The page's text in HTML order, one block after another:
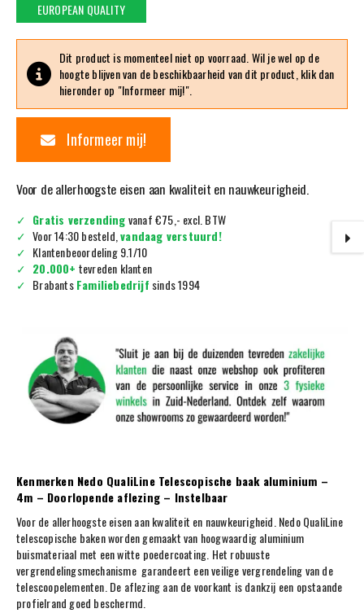
EUROPEAN QUALITY
Dit product is momenteel niet op voorraad. Wil je wel op de
hoogte blijven van de beschikbaarheid van dit product, klik dan
hieronder op "Informeer mij!".
Informeer mij!
Voor de allerhoogste eisen aan kwaliteit en nauwkeurigheid.
Gratis verzendingvanaf €75,- excl. BTW
Voor 14:30 besteld,vandaag verstuurd!
Klantenbeoordeling 9.1/10
20.000+ tevreden klanten
BrabantsFamiliebedrijf sinds 1994
Kenmerken Nedo QualiLine Telescopische baak aluminium –
4m – Doorlopende aflezing – Instelbaar
Voor de allerhoogste eisen aan kwaliteit en nauwkeurigheid. Nedo QualiLine
telescopische baken worden gemaakt van hoogwaardig aluminium
buismateriaal met een witte poedercoating. Het robuuste
vergrendelingsmechanisme garandeert een veilige vergrendeling van de
telescoopelementen. De aflezing aan de voorkant is dankzij een opstaande
profielrand goed beschermd.